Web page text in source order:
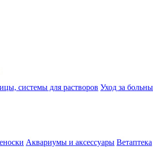
системы для растворов Уход за
Аквариумы и аксессуары Ветаптека